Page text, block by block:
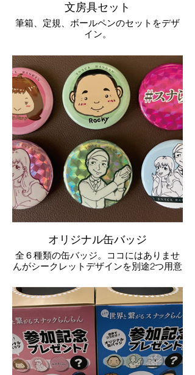
文房具セット
筆箱、定規、ボールペンのセットをデザ
イン。
オリジナル缶バッジ
全６種類の缶バッジ。ココにはありませ
んがシークレットデザインを別途2つ用意